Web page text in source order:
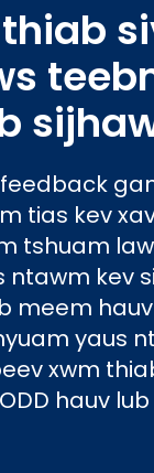
tias kev
tshuam
ntawm kev
meem
yaus
xwm
hauv